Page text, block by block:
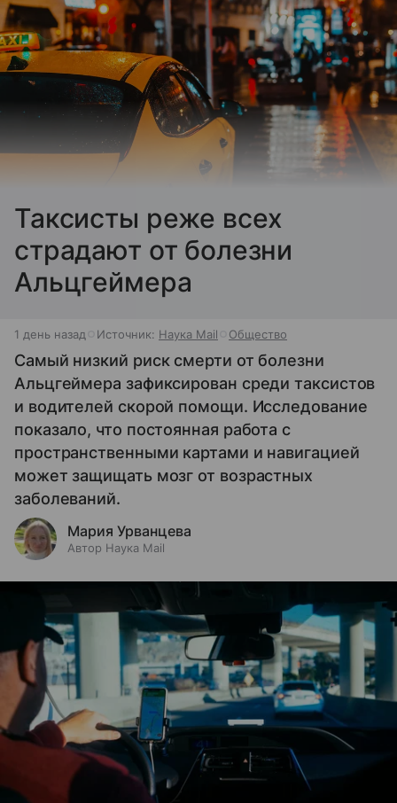
Таксисты реже всех
страдают от болезни
Альцгеймера
1 день назад Источник: Наука Mail Общество
Самый низкий риск смерти от болезни
Альцгеймера зафиксирован среди таксистов
и водителей скорой помощи. Исследование
показало, что постоянная работа с
пространственными картами и навигацией
может защищать мозг от возрастных
заболеваний.
Мария Урванцева
Автор Наука Mail